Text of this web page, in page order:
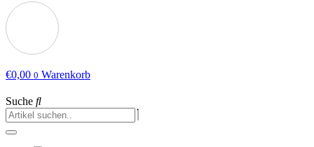
€0,00 0 Warenkorb
Suche